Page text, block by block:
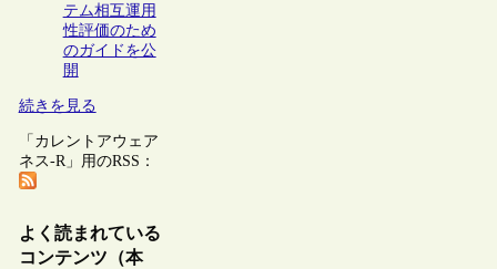
テム相互運用
性評価のため
のガイドを公
開
続きを見る
「カレントアウェア
ネス-R」用のRSS：
よく読まれている
コンテンツ（本